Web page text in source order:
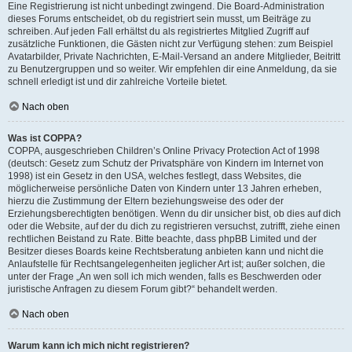
Eine Registrierung ist nicht unbedingt zwingend. Die Board-Administration
dieses Forums entscheidet, ob du registriert sein musst, um Beiträge zu
schreiben. Auf jeden Fall erhältst du als registriertes Mitglied Zugriff auf
zusätzliche Funktionen, die Gästen nicht zur Verfügung stehen: zum Beispiel
Avatarbilder, Private Nachrichten, E-Mail-Versand an andere Mitglieder, Beitritt
zu Benutzergruppen und so weiter. Wir empfehlen dir eine Anmeldung, da sie
schnell erledigt ist und dir zahlreiche Vorteile bietet.
Nach oben
Was ist COPPA?
COPPA, ausgeschrieben Children’s Online Privacy Protection Act of 1998
(deutsch: Gesetz zum Schutz der Privatsphäre von Kindern im Internet von
1998) ist ein Gesetz in den USA, welches festlegt, dass Websites, die
möglicherweise persönliche Daten von Kindern unter 13 Jahren erheben,
hierzu die Zustimmung der Eltern beziehungsweise des oder der
Erziehungsberechtigten benötigen. Wenn du dir unsicher bist, ob dies auf dich
oder die Website, auf der du dich zu registrieren versuchst, zutrifft, ziehe einen
rechtlichen Beistand zu Rate. Bitte beachte, dass phpBB Limited und der
Besitzer dieses Boards keine Rechtsberatung anbieten kann und nicht die
Anlaufstelle für Rechtsangelegenheiten jeglicher Art ist; außer solchen, die
unter der Frage „An wen soll ich mich wenden, falls es Beschwerden oder
juristische Anfragen zu diesem Forum gibt?“ behandelt werden.
Nach oben
Warum kann ich mich nicht registrieren?